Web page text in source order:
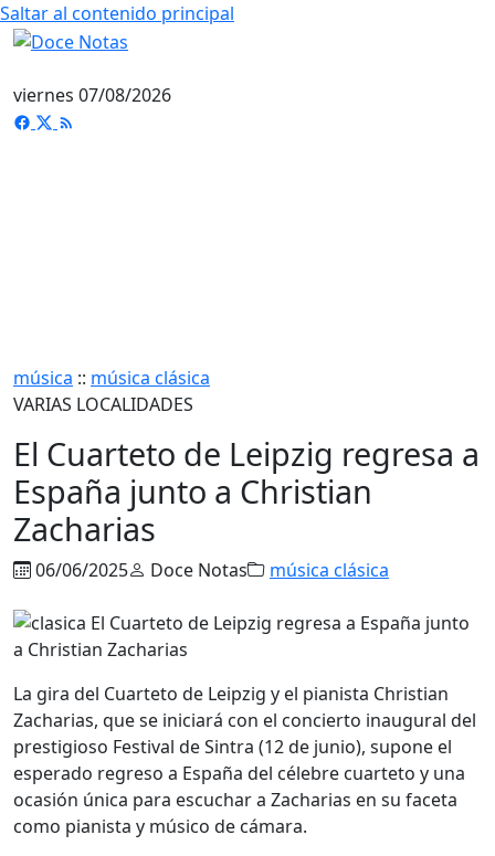
Saltar al contenido principal
viernes 07/08/2026
música :: música clásica
VARIAS LOCALIDADES
El Cuarteto de Leipzig regresa a
España junto a Christian
Zacharias
06/06/2025 Doce Notas música clásica
La gira del Cuarteto de Leipzig y el pianista Christian
Zacharias, que se iniciará con el concierto inaugural del
prestigioso Festival de Sintra (12 de junio), supone el
esperado regreso a España del célebre cuarteto y una
ocasión única para escuchar a Zacharias en su faceta
como pianista y músico de cámara.